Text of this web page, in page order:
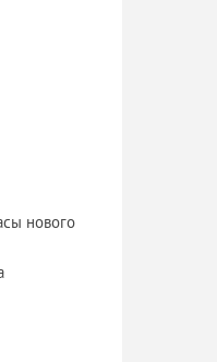
нового